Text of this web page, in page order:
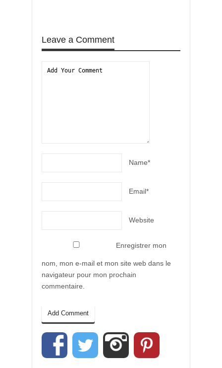
Leave a Comment
Name*
Email*
Website
Enregistrer mon
nom, mon e-mail et mon site web dans le
navigateur pour mon prochain
commentaire.